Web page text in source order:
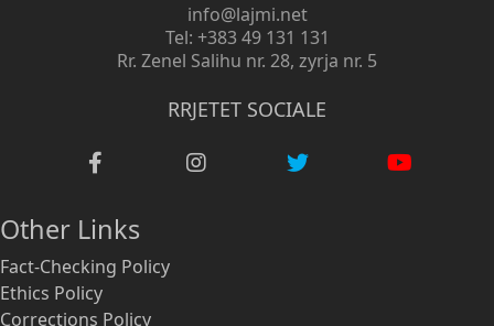
info@lajmi.net
Tel: +383 49 131 131
Rr. Zenel Salihu nr. 28, zyrja nr. 5
RRJETET SOCIALE
Other Links
Fact-Checking Policy
Ethics Policy
Corrections Policy